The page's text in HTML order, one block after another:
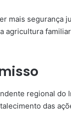
mais segurança
agricultura
regional do
das